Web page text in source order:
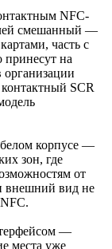
NFC-
смешанный —
часть с
принесут на
организации
SCR
корпусе —
зон, где
от
внешний вид не
—
места уже